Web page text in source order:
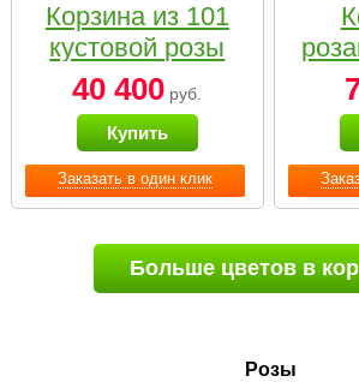
Заказать в один клик
Корзина из 101
кустовой розы
нежных тонов
40 400 руб.
Купить
Больше цветов в
Розы